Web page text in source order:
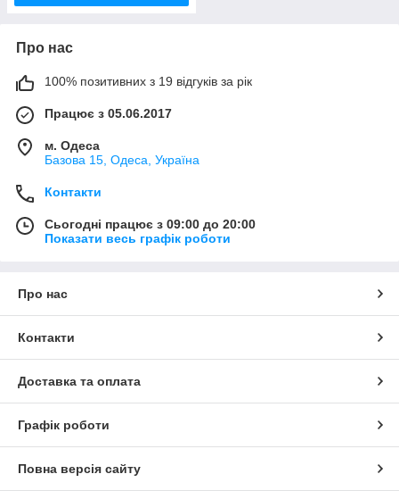
Про нас
100% позитивних з 19 відгуків за рік
Працює з 05.06.2017
м. Одеса
Базова 15, Одеса, Україна
Контакти
Сьогодні працює з 09:00 до 20:00
Показати весь графік роботи
Про нас
Контакти
Доставка та оплата
Графік роботи
Повна версія сайту